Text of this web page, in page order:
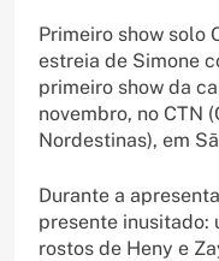
Primeiro show solo
estreia de Simone
primeiro show da
novembro, no CTN
Nordestinas), em
Durante a
presente inusitado:
rostos de Heny e